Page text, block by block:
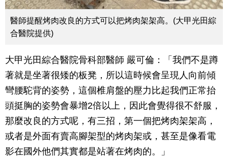
醫師提醒烤肉改良的方式可以把烤肉架架高。(大甲光田綜
合醫院提供)
大甲光田綜合醫院骨科部醫師 嚴可倫：「我們不是蹲
著就是坐著很矮的板凳，所以這時候會呈現人向前傾
彎腰駝背的姿勢，這個椎肩盤的壓力比起我們正常抬
頭挺胸的姿勢會暴增2倍以上，因此會覺得很不舒服，
那麼改良的方式呢，有三招，第一個把烤肉架架高，
或者是外面有賣高腳架型的烤肉架或，甚至是像看電
影在國外他們其實都是站著在烤肉的。」